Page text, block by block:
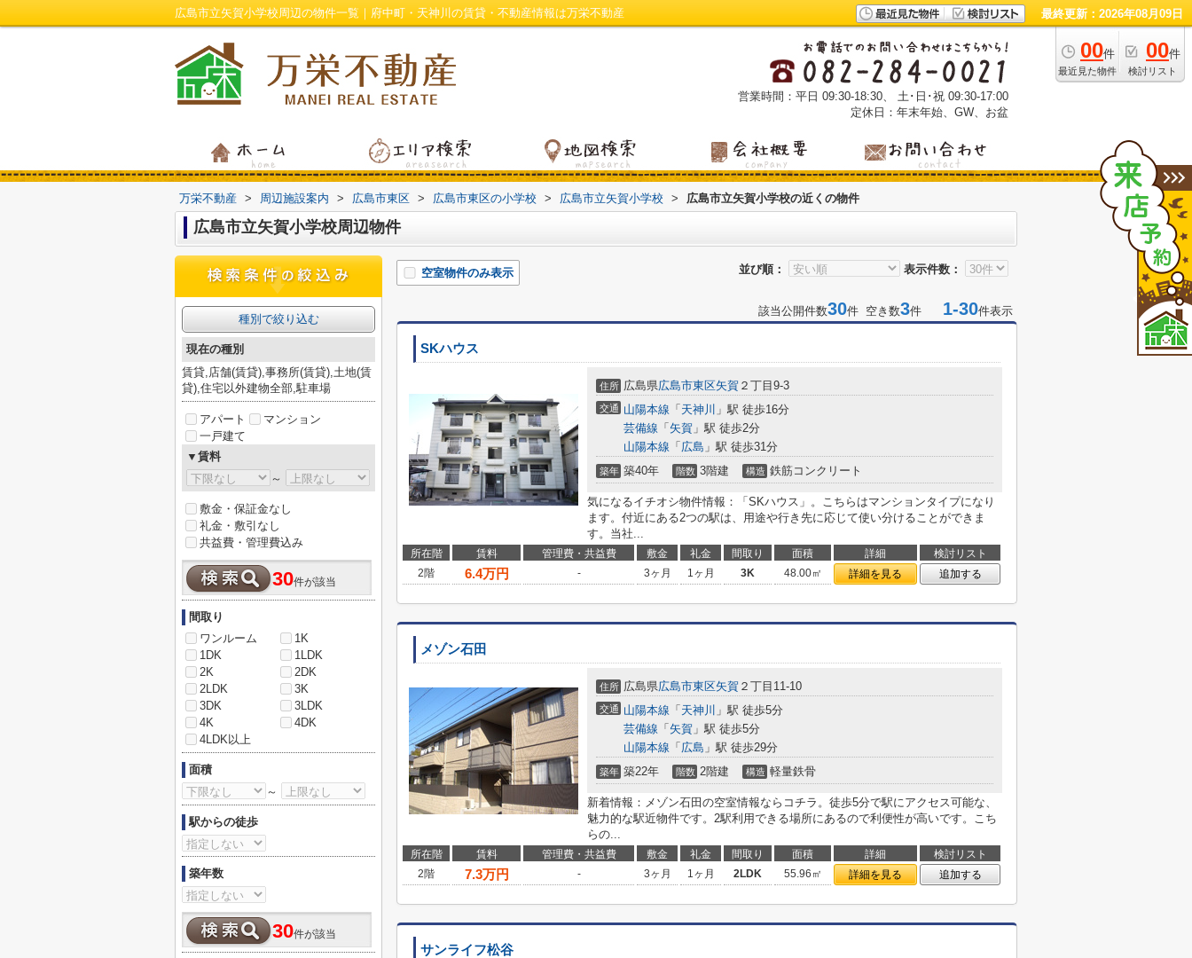
広島市立矢賀小学校周辺の物件一覧｜府中町・天神川の賃貸・不動産情報は万栄不動産 最終更新：2026年08月09日
00件
最近見た物件
00件
検討リスト
営業時間：平日 09:30-18:30、 土･日･祝 09:30-17:00
定休日：年末年始、GW、お盆
万栄不動産 > 周辺施設案内 > 広島市東区 > 広島市東区の小学校 > 広島市立矢賀小学校 > 広島市立矢賀小学校の近くの物件
広島市立矢賀小学校周辺物件
並び順： 表示件数：
空室物件のみ表示
該当公開件数30件 空き数3件 1-30件表示
SKハウス
住所 広島県広島市東区矢賀 ２丁目9-3
交通 山陽本線 「 天神川 」駅 徒歩16分
芸備線 「 矢賀 」駅 徒歩2分
山陽本線 「 広島 」駅 徒歩31分
築年 築40年 階数 3階建 構造 鉄筋コンクリート
気になるイチオシ物件情報：「SKハウス」。こちらはマンションタイプになり
ます。付近にある2つの駅は、用途や行き先に応じて使い分けることができま
す。当社...
所在階 賃料 管理費・共益費 敷金 礼金 間取り 面積 詳細
検討リスト
2階
6.4万円 - 3ヶ月 1ヶ月 3K 48.00㎡ 詳細を見る 追加する
メゾン石田
住所 広島県広島市東区矢賀 ２丁目11-10
交通 山陽本線 「 天神川 」駅 徒歩5分
芸備線 「 矢賀 」駅 徒歩5分
山陽本線 「 広島 」駅 徒歩29分
築年 築22年 階数 2階建 構造 軽量鉄骨
新着情報：メゾン石田の空室情報ならコチラ。徒歩5分で駅にアクセス可能な、
魅力的な駅近物件です。2駅利用できる場所にあるので利便性が高いです。こち
らの...
所在階 賃料 管理費・共益費 敷金 礼金 間取り 面積 詳細
検討リスト
2階
7.3万円 - 3ヶ月 1ヶ月 2LDK 55.96㎡ 詳細を見る 追加する
サンライフ松谷
種別で絞り込む
現在の種別
賃貸,店舗(賃貸),事務所(賃貸),土地(賃
貸),住宅以外建物全部,駐車場
アパート
マンション
一戸建て
▼賃料
～
敷金・保証金なし
礼金・敷引なし
共益費・管理費込み
30件が該当
間取り
ワンルーム
1K
1DK
1LDK
2K
2DK
2LDK
3K
3DK
3LDK
4K
4DK
4LDK以上
面積
～
駅からの徒歩
築年数
30件が該当